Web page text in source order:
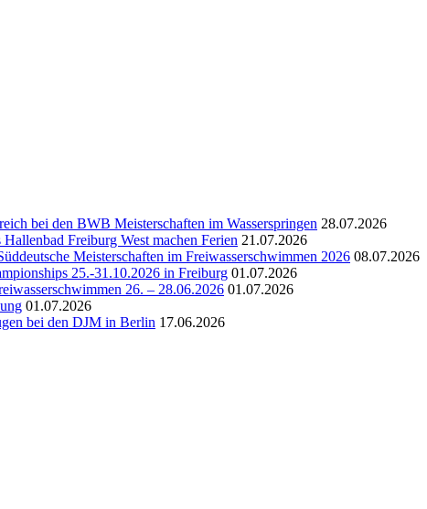
bei den BWB Meisterschaften im Wasserspringen 28.07.2026
Freiburg West machen Ferien 21.07.2026
Meisterschaften im Freiwasserschwimmen 2026 08.07.2026
25.-31.10.2026 in Freiburg 01.07.2026
26. – 28.06.2026 01.07.2026
01.07.2026
bei den DJM in Berlin 17.06.2026